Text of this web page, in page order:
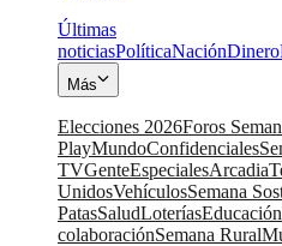
Últimas
noticiasPolíticaNaciónDinero
Más
Elecciones 2026Foros
PlayMundoConfidenciales
TVGenteEspecialesArcadia
UnidosVehículosSemana
PatasSaludLoteríasEducación
colaboraciónSemana Rural